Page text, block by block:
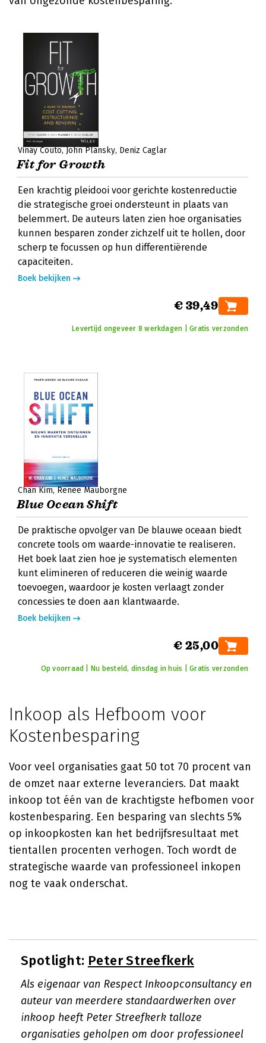
Vinay Couto John Plansky Deniz Caglar
Fit for Growth
Een krachtig pleidooi voor gerichte kostenreductie
die strategische groei ondersteunt in plaats van
belemmert. De auteurs laten zien hoe organisaties
kunnen besparen zonder zichzelf uit te hollen, door
scherp te focussen op hun differentiërende
capaciteiten.
Boek bekijken
€ 39,49
Levertijd ongeveer 8 werkdagen | Gratis verzonden
Chan Kim Renée Mauborgne
Blue Ocean Shift
De praktische opvolger van De blauwe oceaan biedt
concrete tools om waarde-innovatie te realiseren.
Het boek laat zien hoe je systematisch elementen
kunt elimineren of reduceren die weinig waarde
toevoegen, waardoor je kosten verlaagt zonder
concessies te doen aan klantwaarde.
Boek bekijken
€ 25,00
Op voorraad | Nu besteld, dinsdag in huis | Gratis verzonden
Inkoop als Hefboom voor
Kostenbesparing
Voor veel organisaties gaat 50 tot 70 procent van
de omzet naar externe leveranciers. Dat maakt
inkoop tot één van de krachtigste hefbomen voor
kostenbesparing. Een besparing van slechts 5%
op inkoopkosten kan het bedrijfsresultaat met
tientallen procenten verhogen. Toch wordt de
strategische waarde van professioneel inkopen
nog te vaak onderschat.
Spotlight: Peter Streefkerk
Als eigenaar van Respect Inkoopconsultancy en
auteur van meerdere standaardwerken over
inkoop heeft Peter Streefkerk talloze
organisaties geholpen om door professioneel